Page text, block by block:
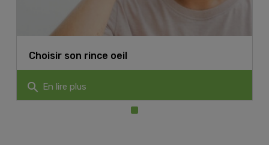
Choisir son rince oeil
search En lire plus